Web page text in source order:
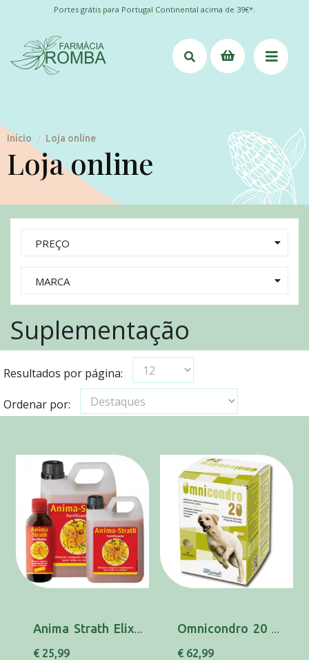
Portes grátis para Portugal Continental acima de 39€*.
Início / Loja online
Loja online
PREÇO
MARCA
Suplementação
Resultados por página:
Ordenar por:
Anima Strath Elixir 250 Ml
€ 25,99
Omnicondro 20 Comp X 60
€ 62,99